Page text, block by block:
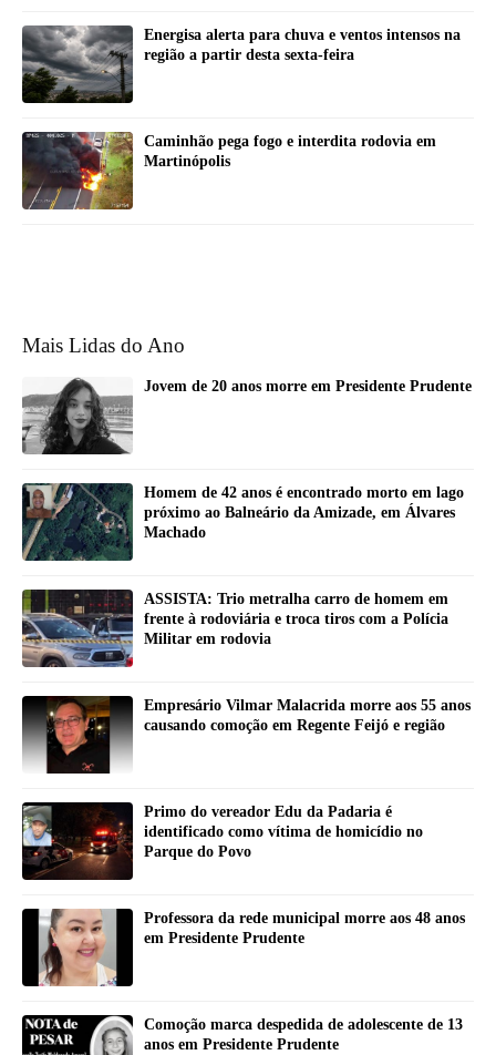
Energisa alerta para chuva e ventos intensos na
região a partir desta sexta-feira
Caminhão pega fogo e interdita rodovia em
Martinópolis
Mais Lidas do Ano
Jovem de 20 anos morre em Presidente Prudente
Homem de 42 anos é encontrado morto em lago
próximo ao Balneário da Amizade, em Álvares
Machado
ASSISTA: Trio metralha carro de homem em
frente à rodoviária e troca tiros com a Polícia
Militar em rodovia
Empresário Vilmar Malacrida morre aos 55 anos
causando comoção em Regente Feijó e região
Primo do vereador Edu da Padaria é
identificado como vítima de homicídio no
Parque do Povo
Professora da rede municipal morre aos 48 anos
em Presidente Prudente
Comoção marca despedida de adolescente de 13
anos em Presidente Prudente